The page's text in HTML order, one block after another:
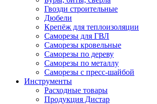
Гвозди строительные
Дюбели
Крепёж для теплоизоляции
Саморезы для ГВЛ
Саморезы кровельные
Саморезы по дереву
Саморезы по металлу
Саморезы с пресс-шайбой
Инструменты
Расходные товары
Продукция Дистар